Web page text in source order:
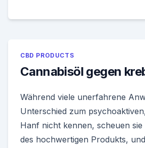
CBD PRODUCTS
Cannabisöl gegen
Während viele unerfahrene
Unterschied zum
Hanf nicht kennen, scheuen sie
des hochwertigen Produkts,